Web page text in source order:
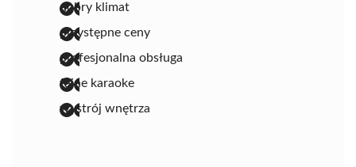
dobry klimat
przystępne ceny
profesjonalna obsługa
fajne karaoke
wystrój wnętrza